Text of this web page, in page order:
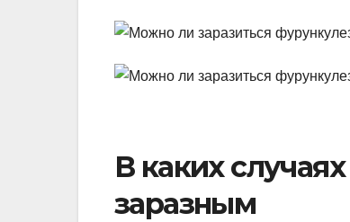
В каких
заразным